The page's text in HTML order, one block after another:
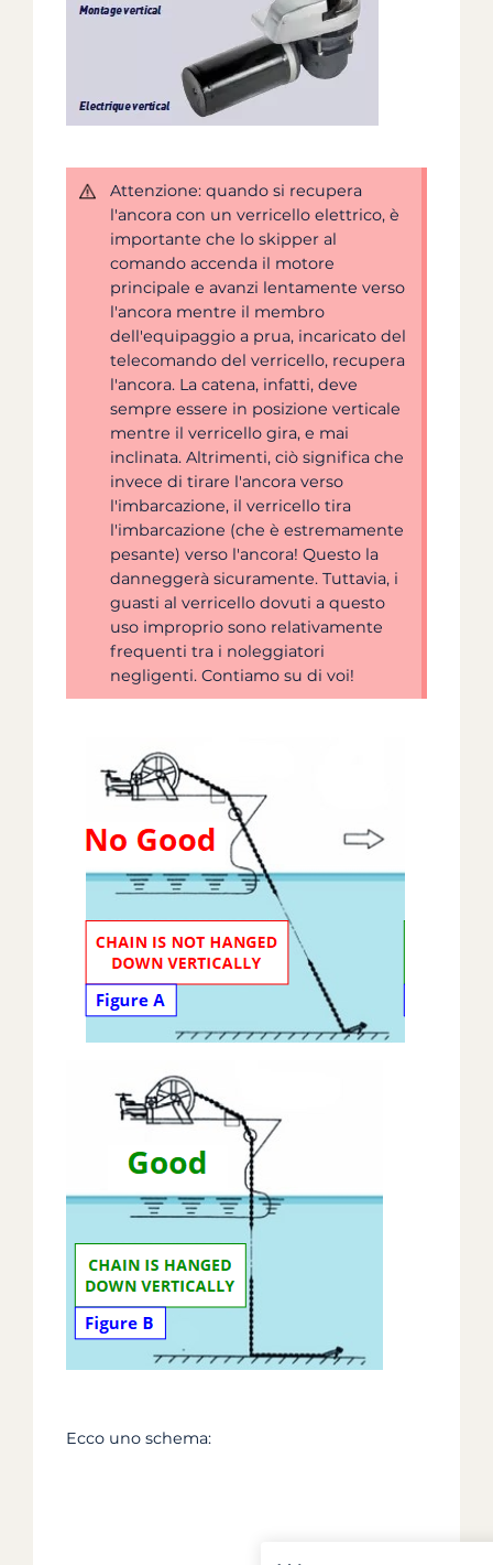
Attenzione: quando si recupera
l'ancora con un verricello elettrico, è
importante che lo skipper al
comando accenda il motore
principale e avanzi lentamente verso
l'ancora mentre il membro
dell'equipaggio a prua, incaricato del
telecomando del verricello, recupera
l'ancora. La catena, infatti, deve
sempre essere in posizione verticale
mentre il verricello gira, e mai
inclinata. Altrimenti, ciò significa che
invece di tirare l'ancora verso
l'imbarcazione, il verricello tira
l'imbarcazione (che è estremamente
pesante) verso l'ancora! Questo la
danneggerà sicuramente. Tuttavia, i
guasti al verricello dovuti a questo
uso improprio sono relativamente
frequenti tra i noleggiatori
negligenti. Contiamo su di voi!
Ecco uno schema: